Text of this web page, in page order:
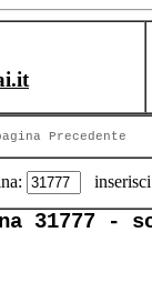
Precedente
31777 -